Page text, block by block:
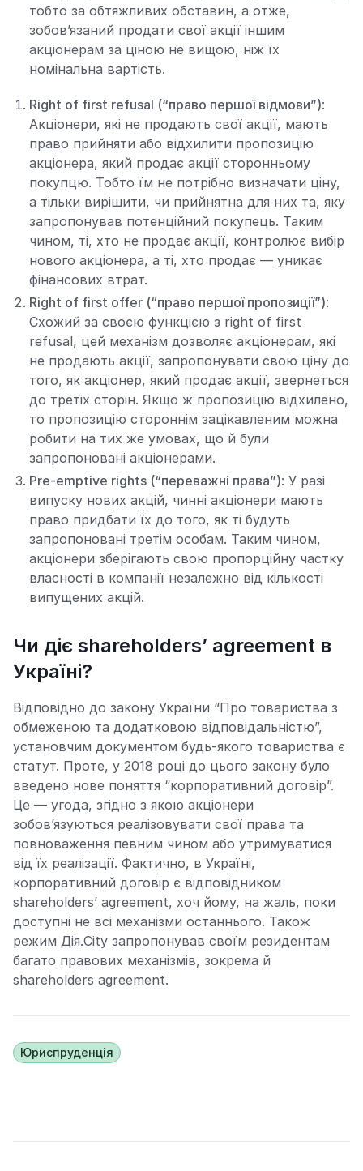
тобто за обтяжливих обставин, а отже,
зобов’язаний продати свої акції іншим
акціонерам за ціною не вищою, ніж їх
номінальна вартість.
Right of first refusal (“право першої відмови”):
Акціонери, які не продають свої акції, мають
право прийняти або відхилити пропозицію
акціонера, який продає акції сторонньому
покупцю. Тобто їм не потрібно визначати ціну,
а тільки вирішити, чи прийнятна для них та, яку
запропонував потенційний покупець. Таким
чином, ті, хто не продає акції, контролює вибір
нового акціонера, а ті, хто продає — уникає
фінансових втрат.
Right of first offer (“право першої пропозиції”):
Схожий за своєю функцією з right of first
refusal, цей механізм дозволяє акціонерам, які
не продають акції, запропонувати свою ціну до
того, як акціонер, який продає акції, звернеться
до третіх сторін. Якщо ж пропозицію відхилено,
то пропозицію стороннім зацікавленим можна
робити на тих же умовах, що й були
запропоновані акціонерами.
Pre-emptive rights (“переважні права”): У разі
випуску нових акцій, чинні акціонери мають
право придбати їх до того, як ті будуть
запропоновані третім особам. Таким чином,
акціонери зберігають свою пропорційну частку
власності в компанії незалежно від кількості
випущених акцій.
Чи діє shareholders’ agreement в
Україні?
Відповідно до закону України “Про товариства з
обмеженою та додатковою відповідальністю”,
установчим документом будь-якого товариства є
статут. Проте, у 2018 році до цього закону було
введено нове поняття “корпоративний договір”.
Це — угода, згідно з якою акціонери
зобов’язуються реалізовувати свої права та
повноваження певним чином або утримуватися
від їх реалізації. Фактично, в Україні,
корпоративний договір є відповідником
shareholders’ agreement, хоч йому, на жаль, поки
доступні не всі механізми останнього. Також
режим Дія.City запропонував своїм резидентам
багато правових механізмів, зокрема й
shareholders agreement.
Юриспруденція